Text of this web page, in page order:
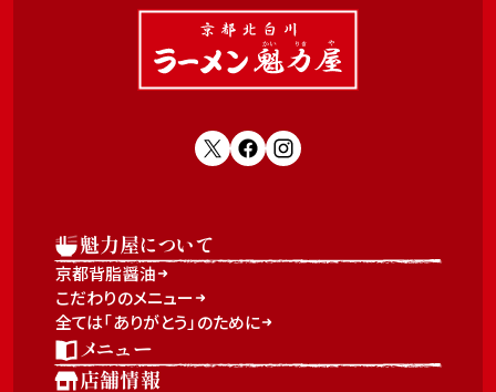
魁力屋について
京都背脂醤油
こだわりのメニュー
全ては「ありがとう」のために
メニュー
店舗情報